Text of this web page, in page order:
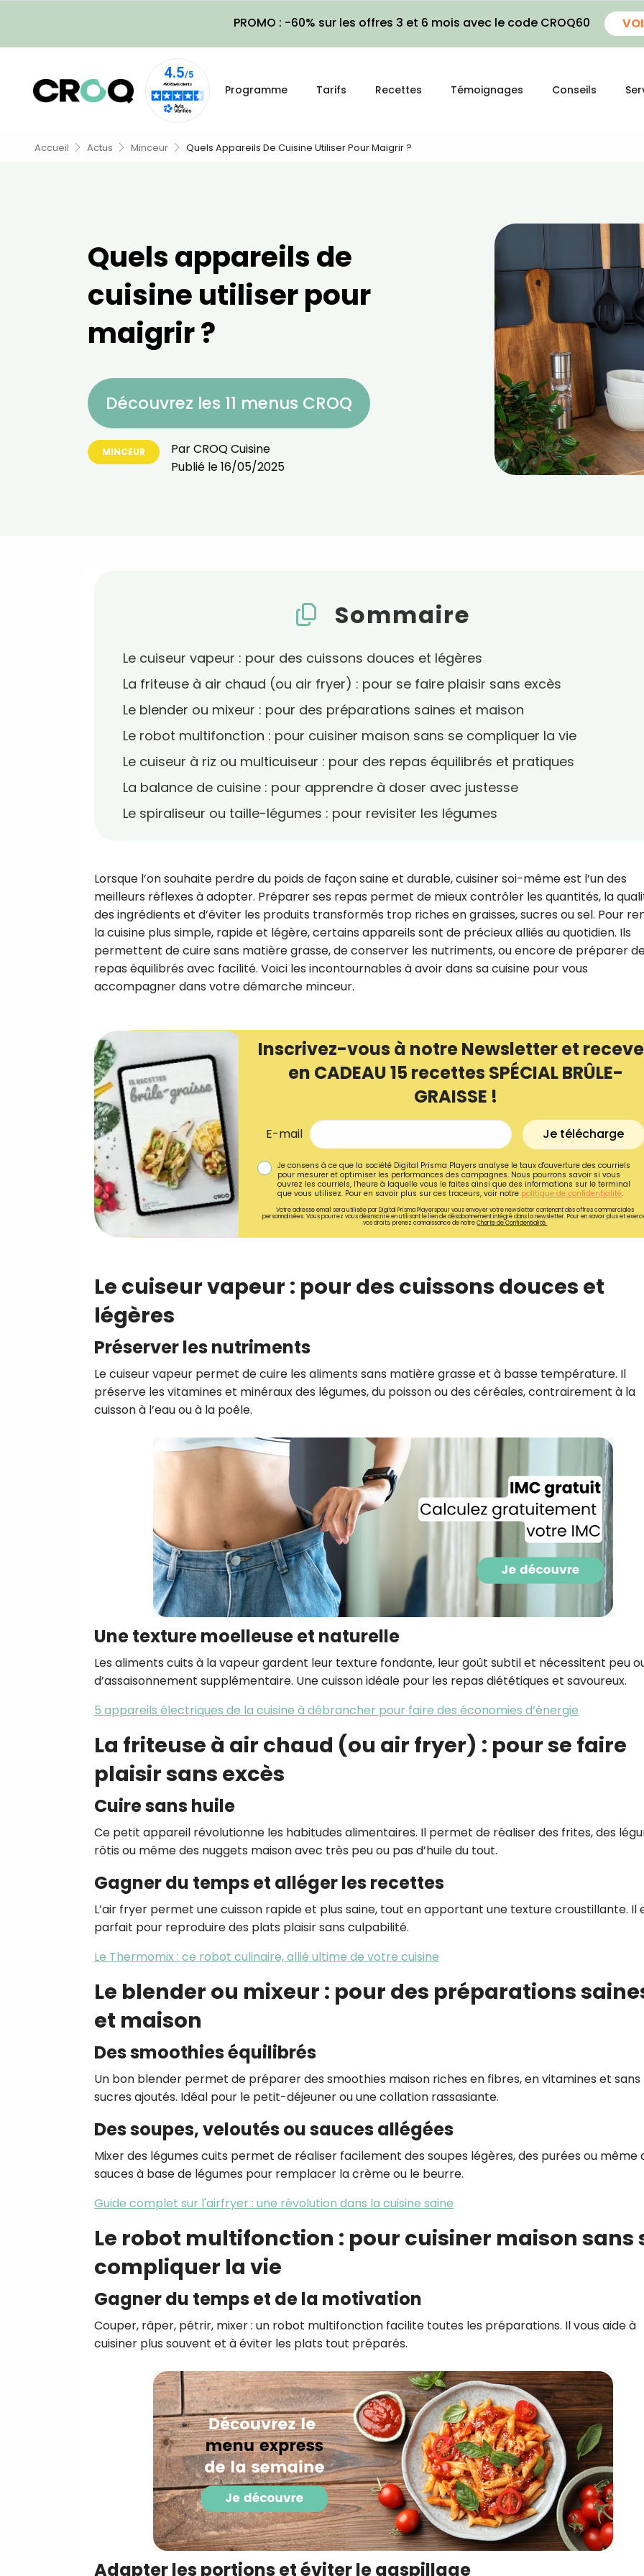
PROMO : -60% sur les offres 3 et 6 mois avec le code CROQ60
Programme Tarifs Recettes Témoignages Conseils
Accueil Actus Minceur Quels Appareils De Cuisine Utiliser Pour Maigrir ?
Quels appareils de
cuisine utiliser pour
maigrir ?
Découvrez les 11 menus CROQ
MINCEUR ParCROQ Cuisine
Publié le16/05/2025
Sommaire
Le cuiseur vapeur : pour des cuissons douces et légères
La friteuse à air chaud (ou air fryer) : pour se faire plaisir sans excès
Le blender ou mixeur : pour des préparations saines et maison
Le robot multifonction : pour cuisiner maison sans se compliquer la vie
Le cuiseur à riz ou multicuiseur : pour des repas équilibrés et pratiques
La balance de cuisine : pour apprendre à doser avec justesse
Le spiraliseur ou taille-légumes : pour revisiter les légumes
Lorsque l’on souhaite perdre du poids de façon saine et durable, cuisiner soi-même est l’un des
meilleurs réflexes à adopter. Préparer ses repas permet de mieux contrôler les quantités, la
des ingrédients et d’éviter les produits transformés trop riches en graisses, sucres ou sel. Pour
la cuisine plus simple, rapide et légère, certains appareils sont de précieux alliés au quotidien. Ils
permettent de cuire sans matière grasse, de conserver les nutriments, ou encore de préparer
repas équilibrés avec facilité. Voici les incontournables à avoir dans sa cuisine pour vous
accompagner dans votre démarche minceur.
Inscrivez-vous à notre Newsletter et
en CADEAU 15 recettes SPÉCIAL BRÛLE-
GRAISSE !
E-mail Je télécharge
Je consens à ce que la société Digital Prisma Players analyse le taux d'ouverture des courriels
pour mesurer et optimiser les performances des campagnes. Nous pourrons savoir si vous
ouvrez les courriels, l'heure à laquelle vous le faites ainsi que des informations sur le terminal
que vous utilisez. Pour en savoir plus sur ces traceurs, voir notre politique de confidentialité.
Votre adresse email sera utilisée par Digital Prisma Playerspour vous envoyer votre newsletter contenant des offres commerciales
personnalisées. Vous pourrez vous désinscrire en utilisant le lien de désabonnement intégré dans la newsletter. Pour en savoir plus et
vos droits, prenez connaissance de notreCharte de Confidentialité.
Le cuiseur vapeur : pour des cuissons douces et
légères
Préserver les nutriments
Le cuiseur vapeur permet de cuire les aliments sans matière grasse et à basse température. Il
préserve les vitamines et minéraux des légumes, du poisson ou des céréales, contrairement à la
cuisson à l’eau ou à la poêle.
Une texture moelleuse et naturelle
Les aliments cuits à la vapeur gardent leur texture fondante, leur goût subtil et nécessitent peu
d’assaisonnement supplémentaire. Une cuisson idéale pour les repas diététiques et savoureux.
5 appareils électriques de la cuisine à débrancher pour faire des économies d’énergie
La friteuse à air chaud (ou air fryer) : pour se faire
plaisir sans excès
Cuire sans huile
Ce petit appareil révolutionne les habitudes alimentaires. Il permet de réaliser des frites, des
rôtis ou même des nuggets maison avec très peu ou pas d’huile du tout.
Gagner du temps et alléger les recettes
L’air fryer permet une cuisson rapide et plus saine, tout en apportant une texture croustillante. Il
parfait pour reproduire des plats plaisir sans culpabilité.
Le Thermomix : ce robot culinaire, allié ultime de votre cuisine
Le blender ou mixeur : pour des préparations
et maison
Des smoothies équilibrés
Un bon blender permet de préparer des smoothies maison riches en fibres, en vitamines et sans
sucres ajoutés. Idéal pour le petit-déjeuner ou une collation rassasiante.
Des soupes, veloutés ou sauces allégées
Mixer des légumes cuits permet de réaliser facilement des soupes légères, des purées ou même
sauces à base de légumes pour remplacer la crème ou le beurre.
Guide complet sur l'airfryer : une révolution dans la cuisine saine
Le robot multifonction : pour cuisiner maison sans
compliquer la vie
Gagner du temps et de la motivation
Couper, râper, pétrir, mixer : un robot multifonction facilite toutes les préparations. Il vous aide à
cuisiner plus souvent et à éviter les plats tout préparés.
Adapter les portions et éviter le gaspillage
Recevez gratuitement
recettes inédites de
Ainsi que la newsletter
Je consens à ce que la société
Prisma Players analyse le taux
des courriels pour mesurer et
des informations sur le terminal que
utilisez. Pour en savoir plus sur ces
politique de confidentialité
Je reçois mon cadeau !
Votre adresse email sera utilisée par Digital Prisma
envoyer votre newsletter contenant des offres
personnalisées. Vous pourrez vous désinscrire en
désabonnement intégré dans la newsletter. Pour en
exercer vos droits, prenez connaissance de notre
Confidentialité